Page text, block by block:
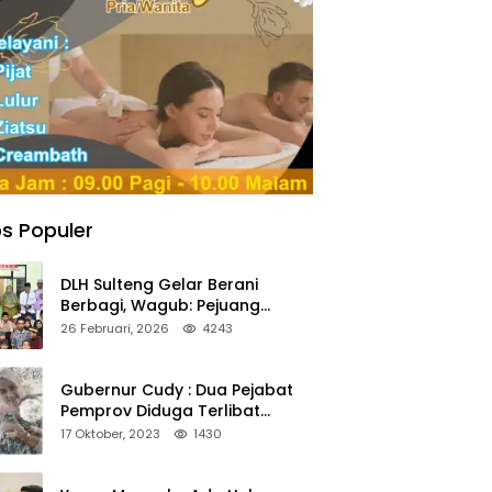
Populer
DLH Sulteng Gelar Berani
Berbagi, Wagub: Pejuang
Lingkungan Harus Jadi Teladan
26 Februari, 2026 4243
Gubernur Cudy : Dua Pejabat
Pemprov Diduga Terlibat
Asmara Terlarang Sudah di
17 Oktober, 2023 1430